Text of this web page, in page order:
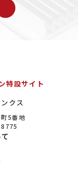
特設サイト
クス
5番地